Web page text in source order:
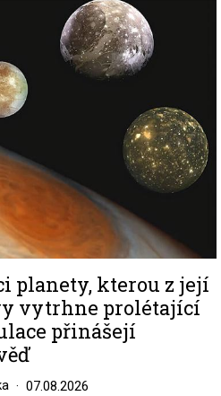
planety, kterou z její
vytrhne prolétající
přinášejí
07.08.2026